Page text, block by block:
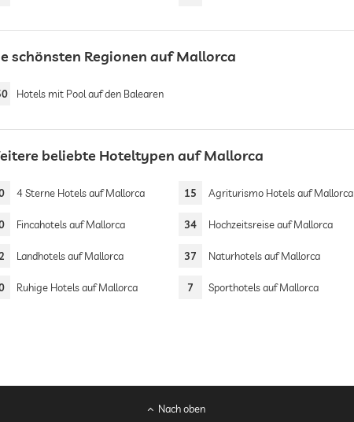
schönsten Regionen auf Mallorca
Hotels mit Pool auf den Balearen
beliebte Hoteltypen auf Mallorca
4 Sterne Hotels auf Mallorca 15 Agriturismo Hotels auf Mallorca
Fincahotels auf Mallorca 34 Hochzeitsreise auf Mallorca
Landhotels auf Mallorca 37 Naturhotels auf Mallorca
Ruhige Hotels auf Mallorca 7 Sporthotels auf Mallorca
Nach oben